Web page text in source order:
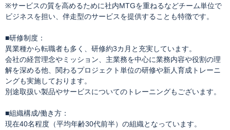
※サービスの質を高めるために社内MTGを重ねるなどチーム単位で
ビジネスを担い、伴走型のサービスを提供することも特徴です。
■研修制度：
異業種から転職者も多く、研修約3カ月と充実しています。
会社の経営理念やミッション、主業務を中心に業務内容や役割の理
解を深める他、関わるプロジェクト単位の研修や新人育成トレーニ
ングも実施しております。
別途取扱い製品やサービスについてのトレーニングもございます。
■組織構成/働き方：
現在40名程度（平均年齢30代前半）の組織となっています。